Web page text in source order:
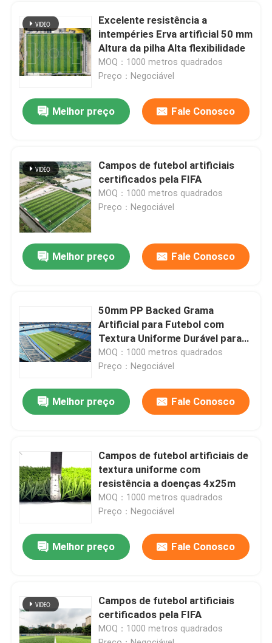
Produtos
Sobre nós
Controle de qualidade
Notícias
Casos
Solicitar Orçamento
Excelente resistência a
intempéries Erva artificial 50 mm
Altura da pilha Alta flexibilidade
MOQ：1000 metros quadrados
Preço：Negociável
Melhor preço Fale Conosco
Campos de futebol artificiais
certificados pela FIFA
MOQ：1000 metros quadrados
Preço：Negociável
Melhor preço Fale Conosco
50mm PP Backed Grama
Artificial para Futebol com
Textura Uniforme Durável para
Campos de Futebol
MOQ：1000 metros quadrados
Preço：Negociável
Melhor preço Fale Conosco
Campos de futebol artificiais de
textura uniforme com
resistência a doenças 4x25m
MOQ：1000 metros quadrados
Preço：Negociável
Melhor preço Fale Conosco
Campos de futebol artificiais
certificados pela FIFA
MOQ：1000 metros quadrados